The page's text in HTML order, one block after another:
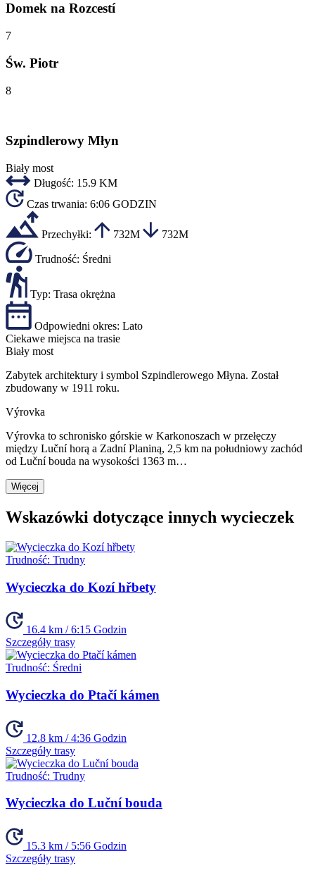
Domek na Rozcestí
7
Św. Piotr
8
Szpindlerowy Młyn
Biały most
Długość: 15.9 KM
Czas trwania: 6:06 GODZIN
Przechyłki: 732M 732M
Trudność: Średni
Typ: Trasa okrężna
Odpowiedni okres: Lato
Ciekawe miejsca na trasie
Biały most
Zabytek architektury i symbol Szpindlerowego Młyna. Został
zbudowany w 1911 roku.
Výrovka
Výrovka to schronisko górskie w Karkonoszach w przełęczy
między Luční horą a Zadní Planiną, 2,5 km na południowy zachód
od Luční bouda na wysokości 1363 m…
Więcej
Wskazówki dotyczące innych wycieczek
Trudność: Trudny
Wycieczka do Kozí hřbety
16.4 km / 6:15 Godzin
Szczegóły trasy
Trudność: Średni
Wycieczka do Ptačí kámen
12.8 km / 4:36 Godzin
Szczegóły trasy
Trudność: Trudny
Wycieczka do Luční bouda
15.3 km / 5:56 Godzin
Szczegóły trasy